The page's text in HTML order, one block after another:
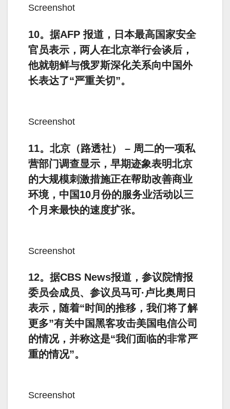
Screenshot
10。据AFP 报道，日本最高国家安全
官员表示，两人在北京举行会谈后，
他就朝鲜与俄罗斯深化关系向中国外
长表达了“严重关切”。
Screenshot
11。北京（路透社） – 周二的一项私
营部门调查显示，早期迹象表明北京
的大规模刺激措施正在帮助改善商业
环境，中国10月份的服务业活动以三
个月来最快的速度扩张。
Screenshot
12。据CBS News报道，参议院情报
委员会成员、参议员马可·卢比奥周日
表示，随着“时间的推移，我们将了解
更多”有关中国黑客攻击美国电信公司
的情况，并称这是“我们面临的非常严
重的情况”。
Screenshot